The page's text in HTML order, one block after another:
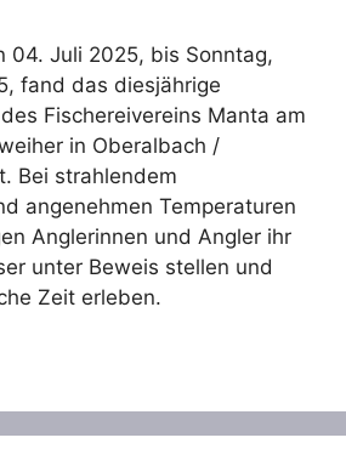
04. Juli 2025, bis Sonntag,
fand das diesjährige
Fischereivereins Manta am
in Oberalbach /
Bei strahlendem
angenehmen Temperaturen
Anglerinnen und Angler ihr
unter Beweis stellen und
Zeit erleben.